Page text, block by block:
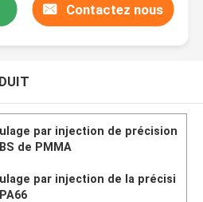
Contactez nous
par injection de précision
de PMMA
par injection de la précisi